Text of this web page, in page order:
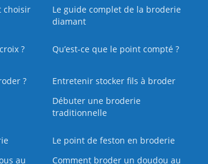
choisir
Le guide complet de la broderie
diamant
?
Qu’est-ce que le point compté ?
?
Entretenir stocker fils à broder
Débuter une broderie
traditionnelle
Le point de feston en broderie
au
Comment broder un doudou au